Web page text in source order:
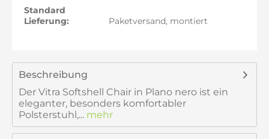
Standard
Lieferung:
Paketversand, montiert
Beschreibung
Der Vitra Softshell Chair in Plano nero ist ein
eleganter, besonders komfortabler
Polsterstuhl,... mehr